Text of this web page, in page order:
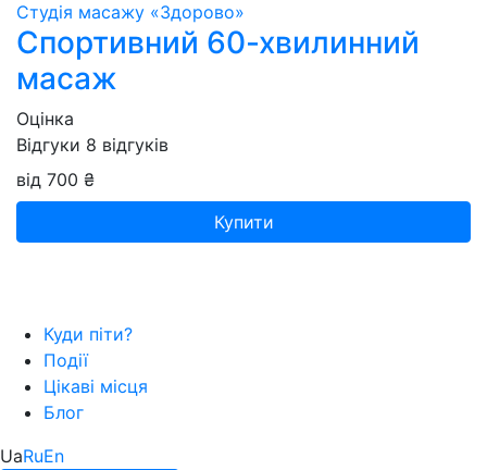
Студія масажу «‎‎Здорово»
Спортивний 60-хвилинний
масаж
Оцінка
Відгуки 8 відгуків
від 700 ₴
Купити
Куди піти?
Події
Цікаві місця
Блог
UaRuEn